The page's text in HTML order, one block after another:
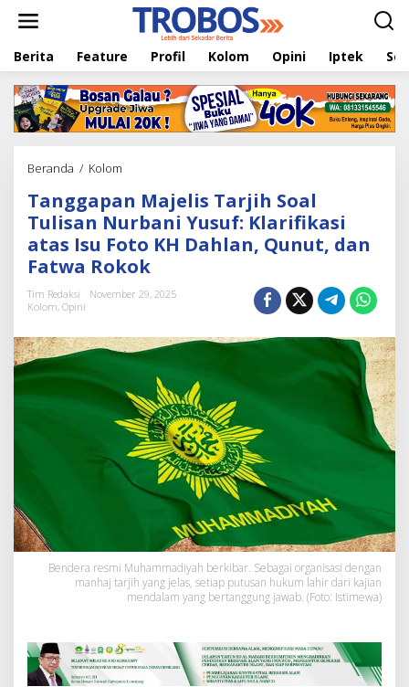
t
Berita Feature Profil Kolom Opini Iptek
Beranda / Kolom
n
g
g
a
p
n
j
i
s
T
a
r
j
a
l
T
i
s
a
Tanggapan Majelis Tarjih Soal
Tulisan Nurbani Yusuf: Klarifikasi
atas Isu Foto KH Dahlan, Qunut, dan
Fatwa Rokok
Tim Redaksi
November 29, 2025
Kolom, Opini
Bendera resmi Muhammadiyah berkibar. Sebagai organisasi dengan
manhaj tarjih yang jelas, setiap putusan hukum lahir dari kajian
mendalam yang bertanggung jawab. (Foto: Istimewa)